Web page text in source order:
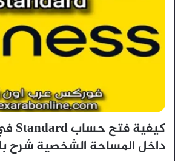
داخل المساحة الشخصية شرح